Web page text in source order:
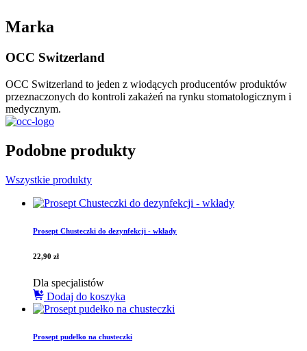
Marka
OCC Switzerland
OCC Switzerland to jeden z wiodących producentów produktów
przeznaczonych do kontroli zakażeń na rynku stomatologicznym i
medycznym.
Podobne produkty
Wszystkie produkty
Prosept Chusteczki do dezynfekcji - wkłady
22,90 zł
Dla specjalistów
Dodaj do koszyka
Prosept pudełko na chusteczki